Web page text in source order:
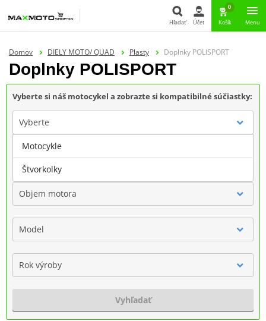
Hľadať
Hľadať Účet
0
Košík Menu
Domov DIELY MOTO/ QUAD Plasty Doplnky POLISPORT
Doplnky POLISPORT
Vyberte si náš motocykel a zobrazte si kompatibilné súčiastky:
Vyberte
Značka
Objem motora
Model
Rok výroby
Vyhľadať
Motocykle
Štvorkolky